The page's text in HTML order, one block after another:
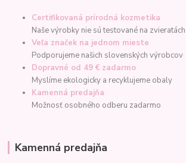
Certifikovaná prírodná kozmetika
Naše výrobky nie sú testované na zvieratách
Veľa značek na jednom mieste
Podporujeme našich slovenských výrobcov
Dopravné od 49 € zadarmo
Myslíme ekologicky a recyklujeme obaly
Kamenná predajňa
Možnosť osobného odberu zadarmo
Kamenná predajňa